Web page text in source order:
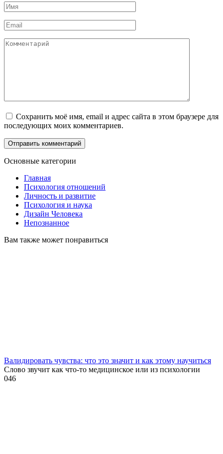
Имя
*
Email
*
Комментарий
Сохранить моё имя, email и адрес сайта в этом браузере для
последующих моих комментариев.
Основные категории
Главная
Психология отношений
Личность и развитие
Психология и наука
Дизайн Человека
Непознанное
Вам также может понравиться
Валидировать чувства: что это значит и как этому научиться
Слово звучит как что-то медицинское или из психологии
046